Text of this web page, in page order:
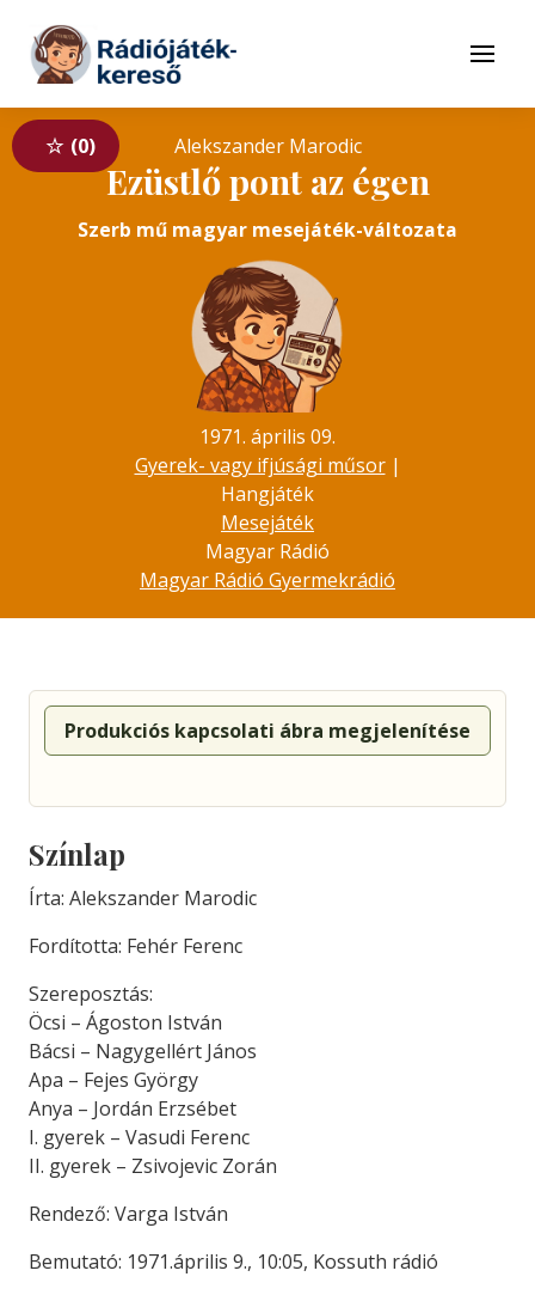
Tovább a tartalomhoz
Menü
0 Alekszander Marodic
Ezüstlő pont az égen
Szerb mű magyar mesejáték-változata
1971. április 09.
Gyerek- vagy ifjúsági műsor|
Hangjáték
Mesejáték
Magyar Rádió
Magyar Rádió Gyermekrádió
Produkciós kapcsolati ábra megjelenítése
Színlap
Írta: Alekszander Marodic
Fordította: Fehér Ferenc
Szereposztás:
Öcsi – Ágoston István
Bácsi – Nagygellért János
Apa – Fejes György
Anya – Jordán Erzsébet
I. gyerek – Vasudi Ferenc
II. gyerek – Zsivojevic Zorán
Rendező: Varga István
Bemutató: 1971.április 9., 10:05, Kossuth rádió